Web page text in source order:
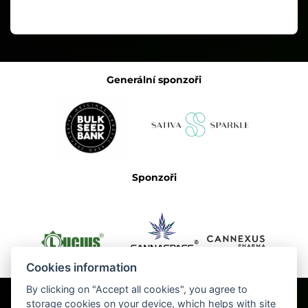
Generální sponzoři
Sponzoři
Cookies information
By clicking on "Accept all cookies", you agree to
storage cookies on your device, which helps with site